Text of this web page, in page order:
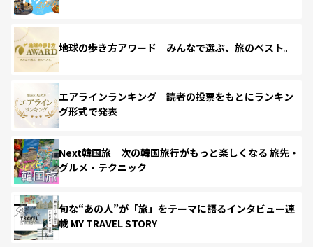
地球の歩き方アワード みんなで選ぶ、旅のベスト。
エアラインランキング 読者の投票をもとにランキン
グ形式で発表
Next韓国旅 次の韓国旅行がもっと楽しくなる 旅先・
グルメ・テクニック
旬な“あの人”が「旅」をテーマに語るインタビュー連
載 MY TRAVEL STORY